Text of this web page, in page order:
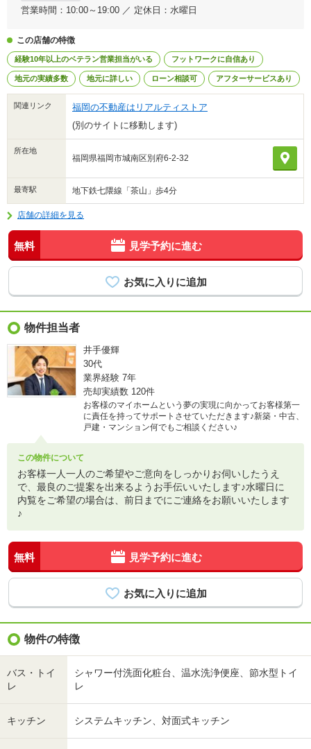
営業時間：10:00～19:00 ／ 定休日：水曜日
この店舗の特徴
経験10年以上のベテラン営業担当がいる フットワークに自信あり
地元の実績多数 地元に詳しい ローン相談可 アフターサービスあり
関連リンク
福岡の不動産はリアルティストア
(別のサイトに移動します)
所在地
福岡県福岡市城南区別府6-2-32
最寄駅 地下鉄七隈線「茶山」歩4分
店舗の詳細を見る
無料 見学予約に進む
物件担当者
井手優輝
30代
業界経験 7年
売却実績数 120件
お客様のマイホームという夢の実現に向かってお客様第一
に責任を持ってサポートさせていただきます♪新築・中古、
戸建・マンション何でもご相談ください♪
この物件について
お客様一人一人のご希望やご意向をしっかりお伺いしたうえ
で、最良のご提案を出来るようお手伝いいたします♪水曜日に
内覧をご希望の場合は、前日までにご連絡をお願いいたします
♪
無料 見学予約に進む
物件の特徴
バス・トイ
レ
シャワー付洗面化粧台、温水洗浄便座、節水型トイ
レ
キッチン システムキッチン、対面式キッチン